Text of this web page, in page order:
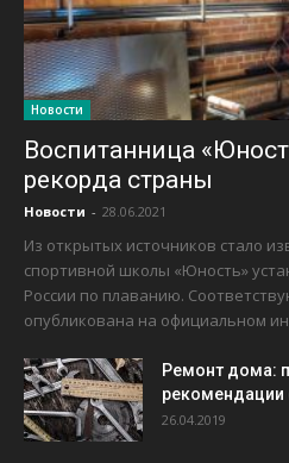
Новости
Воспитанница
рекорда страны
Новости - 28.06.2021
Из открытых источников стало
спортивной школы «Юность»
России по плаванию.
опубликована на официальном
Ремонт дома:
рекомендации
26.04.2019